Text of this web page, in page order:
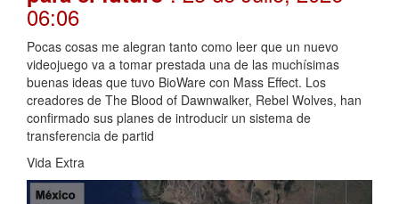
06:06
Pocas cosas me alegran tanto como leer que un nuevo
videojuego va a tomar prestada una de las muchísimas
buenas ideas que tuvo BioWare con Mass Effect. Los
creadores de The Blood of Dawnwalker, Rebel Wolves, han
confirmado sus planes de introducir un sistema de
transferencia de partid
Vida Extra